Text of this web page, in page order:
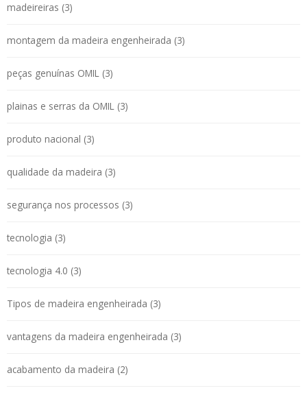
madeireiras (3)
montagem da madeira engenheirada (3)
peças genuínas OMIL (3)
plainas e serras da OMIL (3)
produto nacional (3)
qualidade da madeira (3)
segurança nos processos (3)
tecnologia (3)
tecnologia 4.0 (3)
Tipos de madeira engenheirada (3)
vantagens da madeira engenheirada (3)
acabamento da madeira (2)